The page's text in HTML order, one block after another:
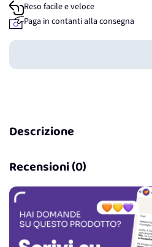
Reso facile e veloce
Paga in contanti alla consegna
Guadagna
Descrizione
Recensioni (0)